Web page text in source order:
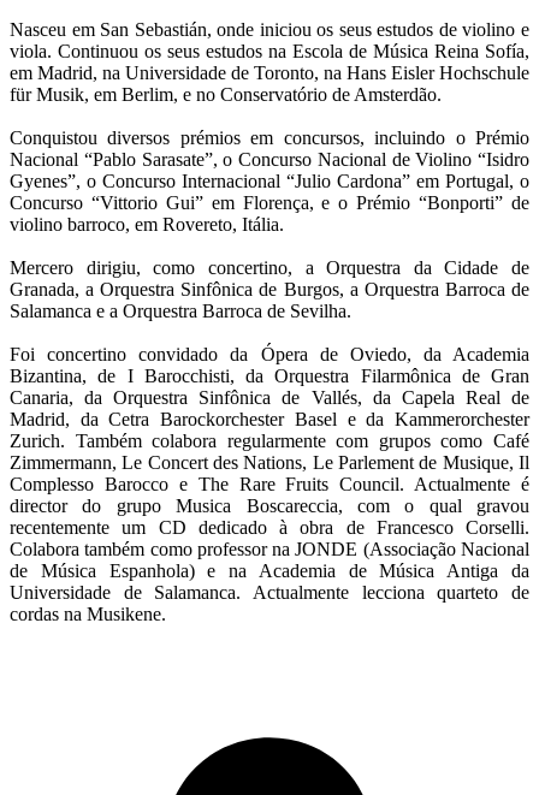
Nasceu em San Sebastián, onde iniciou os seus estudos de violino e
viola. Continuou os seus estudos na Escola de Música Reina Sofía,
em Madrid, na Universidade de Toronto, na Hans Eisler Hochschule
für Musik, em Berlim, e no Conservatório de Amsterdão.
Conquistou diversos prémios em concursos, incluindo o Prémio
Nacional “Pablo Sarasate”, o Concurso Nacional de Violino “Isidro
Gyenes”, o Concurso Internacional “Julio Cardona” em Portugal, o
Concurso “Vittorio Gui” em Florença, e o Prémio “Bonporti” de
violino barroco, em Rovereto, Itália.
Mercero dirigiu, como concertino, a Orquestra da Cidade de
Granada, a Orquestra Sinfônica de Burgos, a Orquestra Barroca de
Salamanca e a Orquestra Barroca de Sevilha.
Foi concertino convidado da Ópera de Oviedo, da Academia
Bizantina, de I Barocchisti, da Orquestra Filarmônica de Gran
Canaria, da Orquestra Sinfônica de Vallés, da Capela Real de
Madrid, da Cetra Barockorchester Basel e da Kammerorchester
Zurich. Também colabora regularmente com grupos como Café
Zimmermann, Le Concert des Nations, Le Parlement de Musique, Il
Complesso Barocco e The Rare Fruits Council. Actualmente é
director do grupo Musica Boscareccia, com o qual gravou
recentemente um CD dedicado à obra de Francesco Corselli.
Colabora também como professor na JONDE (Associação Nacional
de Música Espanhola) e na Academia de Música Antiga da
Universidade de Salamanca. Actualmente lecciona quarteto de
cordas na Musikene.